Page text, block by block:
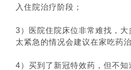
入住院治疗阶段；
3）医院住院床位非常难找，大
太紧急的情况会建议在家吃药治
4）买到了新冠特效药，但不